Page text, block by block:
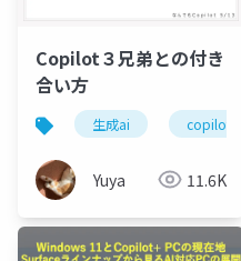
Copilot３兄弟との付き
合い方
生成ai copilot
Yuya 11.6K